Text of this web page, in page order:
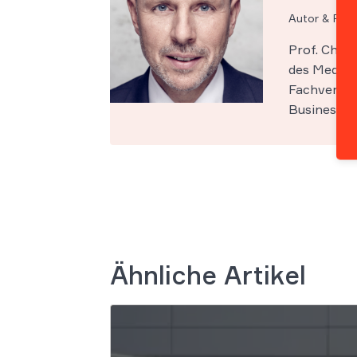
Autor &
Prof.
des
Business
Ähnliche Artikel